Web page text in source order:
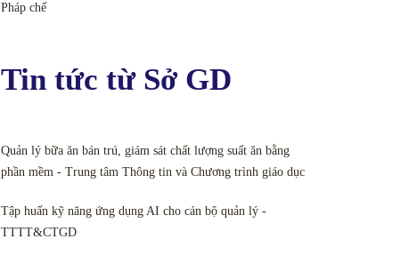
Pháp chế
Tin tức từ Sở GD
Quản lý bữa ăn bán trú, giám sát chất lượng suất ăn bằng
phần mềm - Trung tâm Thông tin và Chương trình giáo dục
Tập huấn kỹ năng ứng dụng AI cho cán bộ quản lý -
TTTT&CTGD